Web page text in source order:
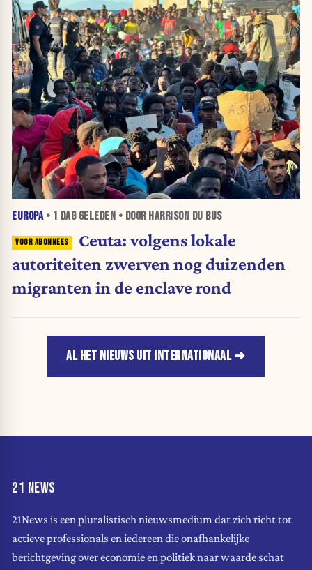
EUROPA• 1 DAGGELEDEN • DOOR HARRISON DU BUS
Ceuta: volgens lokale
autoriteiten zwerven nog duizenden
migranten in de enclave rond
AL HET NIEUWS UIT INTERNATIONAAL
21 NEWS
21News is een pluralistisch nieuwsmedium dat zich richt tot
actieve professionals en iedereen die onafhankelijke
berichtgeving over economie en politiek naar waarde schat